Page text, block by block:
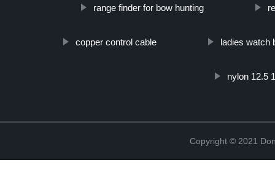
range finder for bow hunting
copper control cable ladies watch
nylon 12.5
Copyright © 2021